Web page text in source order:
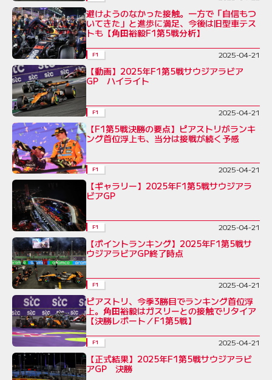
避けようのなかった接触。一方で「自信もつ
いてきた」と進歩に満足、今後は旧型車テス
トも【角田裕毅F1第5戦分析】
F1 2025-04-21
【動画】2025年F1第5戦サウジアラビア
GP ハイライト
F1 2025-04-21
【F1第5戦決勝の要点】ピアストリがランキ
ング首位浮上も、当分は接戦が続く予感
F1 2025-04-21
【ギャラリー】2025年F1第5戦サウジアラ
ビアGP
F1 2025-04-21
【ポイントランキング】2025年F1第5戦サ
ウジアラビアGP終了時点
F1 2025-04-21
ピアストリ、今季3勝目でランキング首位浮
上。角田裕毅はガスリーとの接触でリタイア
【決勝レポート／F1第5戦】
F1 2025-04-21
【正式結果】2025年F1第5戦サウジアラビ
アGP 決勝